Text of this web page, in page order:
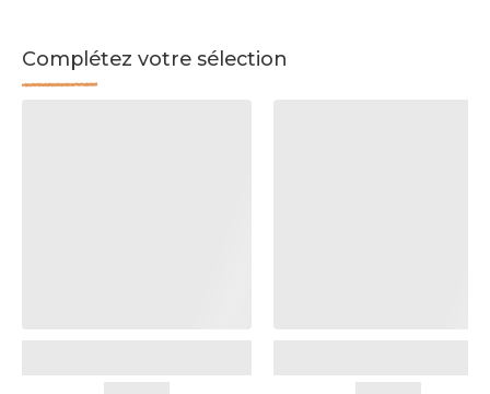
Complétez votre sélection